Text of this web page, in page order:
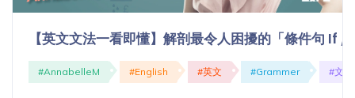
【英文文法一看即懂】解剖最令人困擾的「條件句
#AnnabelleM #English #英文 #Grammer #文法